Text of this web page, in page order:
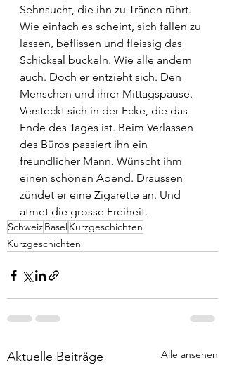
Sehnsucht, die ihn zu Tränen rührt.
Wie einfach es scheint, sich fallen zu
lassen, beflissen und fleissig das
Schicksal buckeln. Wie alle andern
auch. Doch er entzieht sich. Den
Menschen und ihrer Mittagspause.
Versteckt sich in der Ecke, die das
Ende des Tages ist. Beim Verlassen
des Büros passiert ihn ein
freundlicher Mann. Wünscht ihm
einen schönen Abend. Draussen
zündet er eine Zigarette an. Und
atmet die grosse Freiheit.
SchweizBaselKurzgeschichten
Kurzgeschichten
Aktuelle Beiträge Alle ansehen